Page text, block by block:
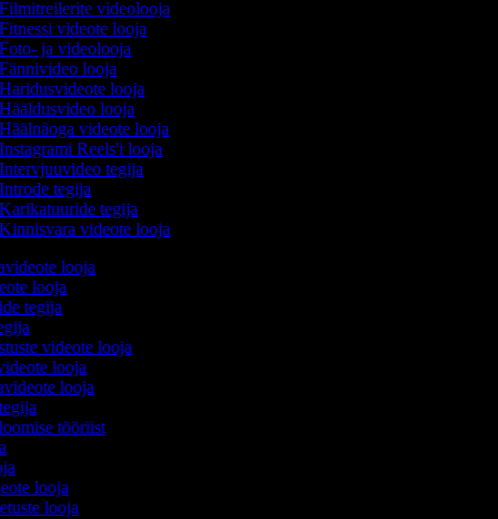
videolooja
videote looja
ja videolooja
looja
looja
looja
videote looja
Reels'i looja
tegija
tegija
tegija
videote looja
looja
looja
tegija
videote looja
looja
looja
tööriist
looja
looja